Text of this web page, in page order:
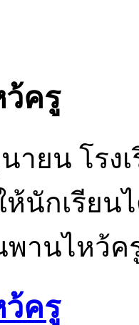
ครู
ายน โร
ห้นักเรีย
พานไหว้
ครู